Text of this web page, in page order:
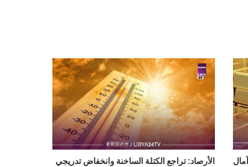
وسط آمال
الأرصاد: تراجع الكتلة الساخنة وانخفاض تدريجي